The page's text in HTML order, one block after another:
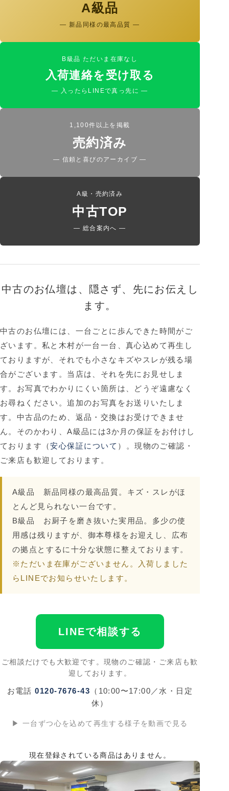
A級品
— 新品同様の最高品質 —
B級品 ただいま在庫なし
入荷連絡を受け取る
— 入ったらLINEで真っ先に —
1,100件以上を掲載
売約済み
— 信頼と喜びのアーカイブ —
A級・売約済み
中古TOP
— 総合案内へ —
中古のお仏壇は、隠さず、先にお伝えし
ます。
中古のお仏壇には、一台ごとに歩んできた時間がご
ざいます。私と木村が一台一台、真心込めて再生し
ておりますが、それでも小さなキズやスレが残る場
合がございます。当店は、それを先にお見せしま
す。お写真でわかりにくい箇所は、どうぞ遠慮なく
お尋ねください。追加のお写真をお送りいたしま
す。中古品のため、返品・交換はお受けできませ
ん。 そのかわり、A級品には3か月の保証をお付けし
ております
（安心保証について ）。現物のご確認・
ご来店も歓迎しております。
A級品
新品同様の最高品質。キズ・スレがほ
とんど見られない一台です。
B級品
お厨子を磨き抜いた実用品。多少の使
用感は残りますが、御本尊様をお迎えし、広布
の拠点とするに十分な状態に整えております。
※ただいま在庫がございません。入荷しました
らLINEでお知らせいたします。
LINEで相談する
ご相談だけでも大歓迎です。現物のご確認・ご来店も歓
迎しております。
お電話0120-7676-43 （10:00〜17:00／水・日定
休）
▶ 一台ずつ心を込めて再生する様子を動画で見る
現在登録されている商品はありません。